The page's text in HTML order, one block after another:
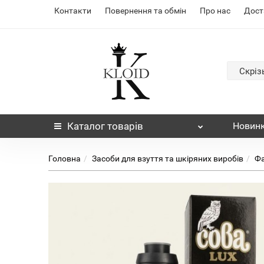
Контакти Повернення та обмін Про нас
Каталог товарів
Головна Засоби для взуття та шкіряних виробів